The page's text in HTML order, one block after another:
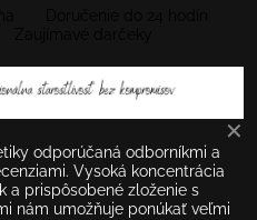
✕
odporúčaná odborníkmi a
Vysoká koncentrácia
a prispôsobené zloženie s
nám umožňuje ponúkať veľmi